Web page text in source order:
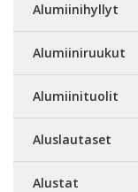
Alumiinihyllyt
Alumiiniruukut
Alumiinituolit
Aluslautaset
Alustat